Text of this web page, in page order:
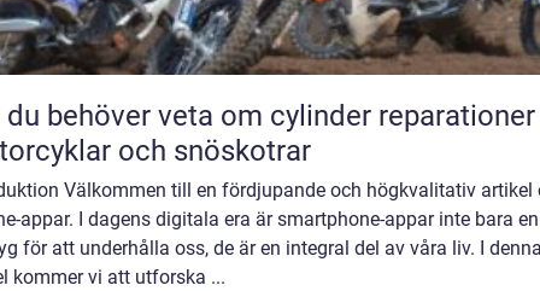
behöver veta om cylinder
och snöskotrar
Välkommen till en fördjupande och högkvalitativ artikel
appar. I dagens digitala era är smartphone-appar inte bara
för att underhålla oss, de är en integral del av våra liv. I
kommer vi att utforska ...